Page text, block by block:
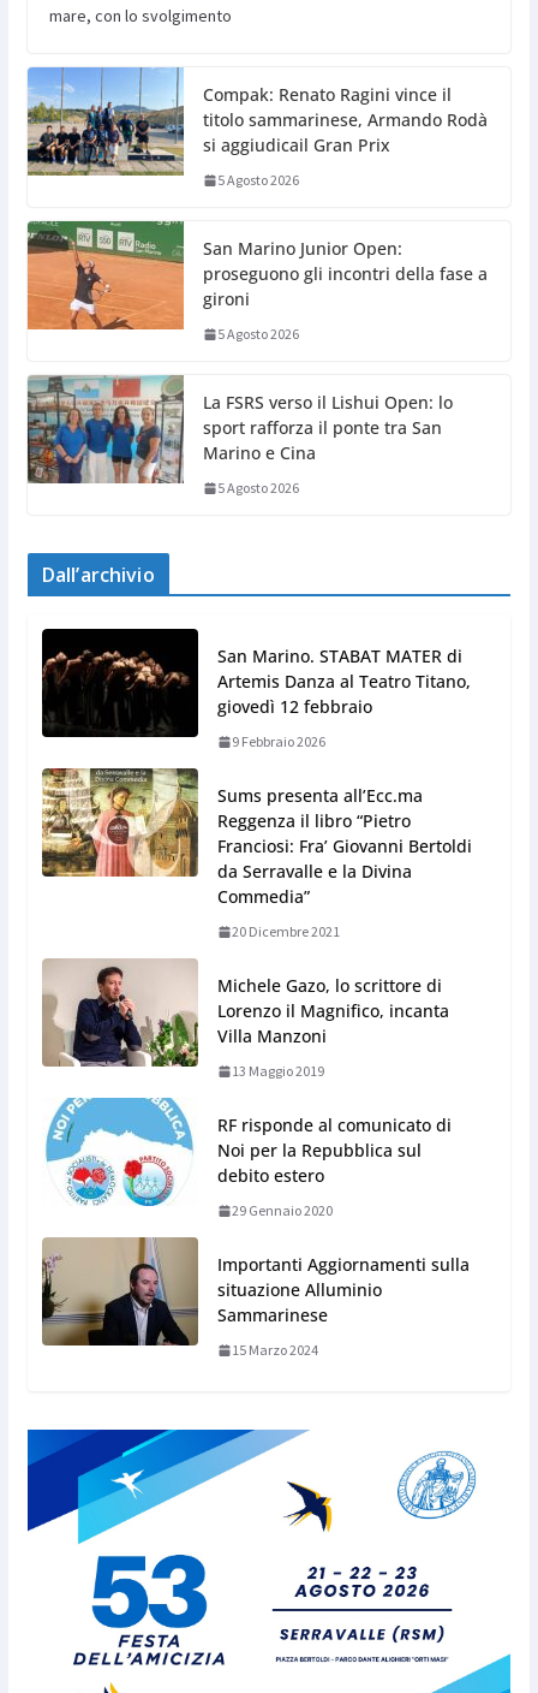
mare, con lo svolgimento
Compak: Renato Ragini vince il
titolo sammarinese, Armando Rodà
si aggiudicail Gran Prix
5 Agosto 2026
San Marino Junior Open:
proseguono gli incontri della fase a
gironi
5 Agosto 2026
La FSRS verso il Lishui Open: lo
sport rafforza il ponte tra San
Marino e Cina
5 Agosto 2026
Dall’archivio
San Marino. STABAT MATER di
Artemis Danza al Teatro Titano,
giovedì 12 febbraio
9 Febbraio 2026
Sums presenta all’Ecc.ma
Reggenza il libro “Pietro
Franciosi: Fra’ Giovanni Bertoldi
da Serravalle e la Divina
Commedia”
20 Dicembre 2021
Michele Gazo, lo scrittore di
Lorenzo il Magnifico, incanta
Villa Manzoni
13 Maggio 2019
RF risponde al comunicato di
Noi per la Repubblica sul
debito estero
29 Gennaio 2020
Importanti Aggiornamenti sulla
situazione Alluminio
Sammarinese
15 Marzo 2024